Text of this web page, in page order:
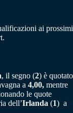
ai prossimi
, il segno (2) è quotato
a 4,00, mentre
le quote
dell’Irlanda (1) a